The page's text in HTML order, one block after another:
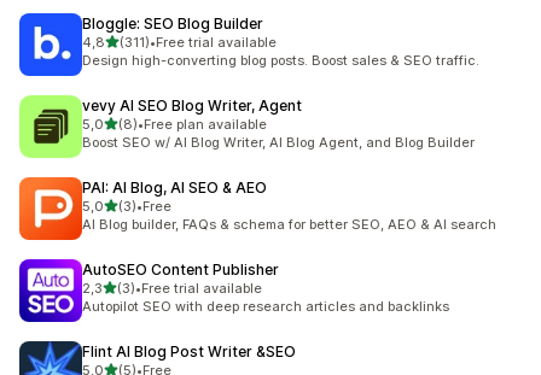
Bloggle: SEO Blog Builder
4,8av 5 stjerner
(311)
Totalt 311 omtaler
•Free trial available
Design high-converting blog posts. Boost sales & SEO traffic.
vevy AI SEO Blog Writer, Agent
5,0av 5 stjerner
(8)
Totalt 8 omtaler
•Free plan available
Boost SEO w/ AI Blog Writer, AI Blog Agent, and Blog Builder
PAI: AI Blog, AI SEO & AEO
5,0av 5 stjerner
(3)
Totalt 3 omtaler
•Free
AI Blog builder, FAQs & schema for better SEO, AEO & AI search
AutoSEO Content Publisher
2,3av 5 stjerner
(3)
Totalt 3 omtaler
•Free trial available
Autopilot SEO with deep research articles and backlinks
Flint AI Blog Post Writer &SEO
5,0av 5 stjerner
(5)•Free